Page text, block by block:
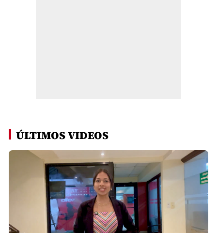
ÚLTIMOS VIDEOS